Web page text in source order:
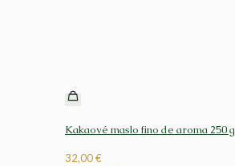
Kakaové maslo fino de aroma 250 g
32,00€